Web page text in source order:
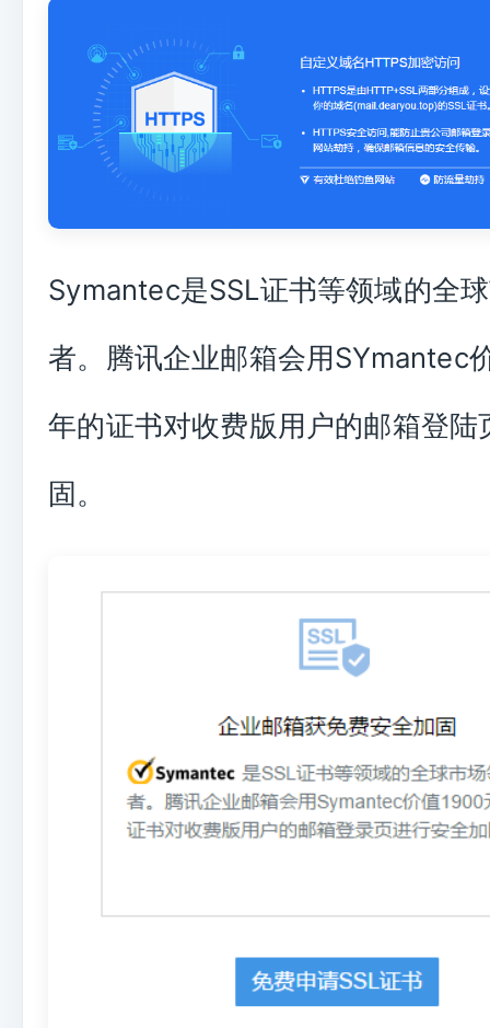
Symantec是SSL证书等领域的全
者。腾讯企业邮箱会用SYmantec
年的证书对收费版用户的邮箱登陆
固。